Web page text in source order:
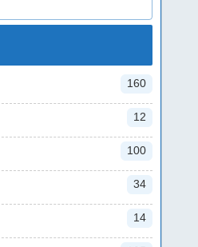
160
12
100
34
14